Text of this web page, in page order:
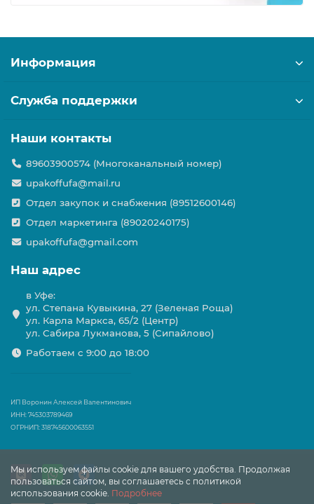
Мы используем файлы cookie для вашего удобства. Продолжая
пользоваться сайтом, вы соглашаетесь с политикой
использования cookie. Подробнее
Информация
Служба поддержки
Наши контакты
89603900574 (Многоканальный номер)
upakoffufa@mail.ru
Отдел закупок и снабжения (89512600146)
Отдел маркетинга (89020240175)
upakoffufa@gmail.com
Наш адрес
в Уфе:
ул. Степана Кувыкина, 27 (Зеленая Роща)
ул. Карла Маркса, 65/2 (Центр)
ул. Сабира Лукманова, 5 (Сипайлово)
Работаем с 9:00 до 18:00
ИП Воронин Алексей Валентинович
ИНН: 745303789469
ОГРНИП: 318745600063551